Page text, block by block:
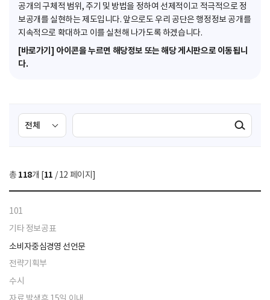
공개의 구체적 범위, 주기 및 방법을 정하여 선제적이고 적극적으로 정
보공개를 실현하는 제도입니다. 앞으로도 우리 공단은 행정정보 공개를
지속적으로 확대하고 이를 실천해 나가도록 하겠습니다.
[바로가기] 아이콘을 누르면 해당정보 또는 해당 게시판으로 이동됩니
다.
검
색
선
택
색
검색실행
총 118개 [11 / 12 페이지]
101
기타 정보공표
소비자중심경영 선언문
전략기획부
수시